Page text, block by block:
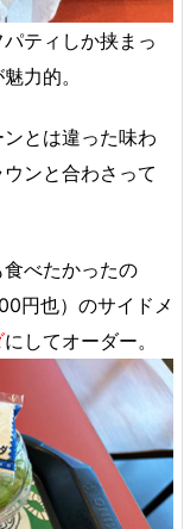
ティしか挟まっ
力的。
とは違った味わ
ンと合わさって
べたかったの
円也）のサイドメ
にしてオーダー。